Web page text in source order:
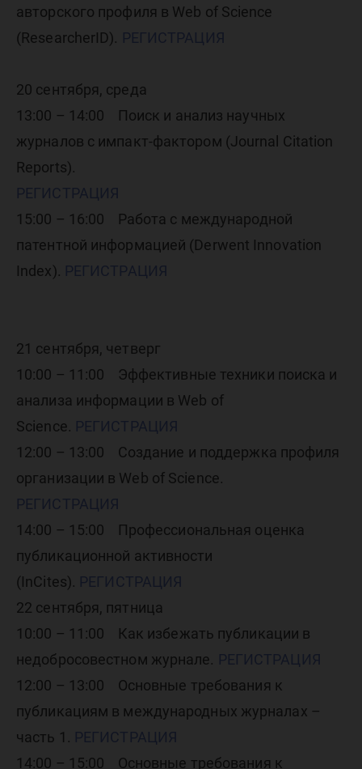
авторского профиля в Web of Science
(ResearcherID). РЕГИСТРАЦИЯ
20 сентября, среда
13:00 – 14:00 Поиск и анализ научных
журналов с импакт-фактором (Journal Citation
Reports).
РЕГИСТРАЦИЯ
15:00 – 16:00 Работа с международной
патентной информацией (Derwent Innovation
Index). РЕГИСТРАЦИЯ
21 сентября, четверг
10:00 – 11:00 Эффективные техники поиска и
анализа информации в Web of
Science. РЕГИСТРАЦИЯ
12:00 – 13:00 Создание и поддержка профиля
организации в Web of Science.
РЕГИСТРАЦИЯ
14:00 – 15:00 Профессиональная оценка
публикационной активности
(InCites). РЕГИСТРАЦИЯ
22 сентября, пятница
10:00 – 11:00 Как избежать публикации в
недобросовестном журнале. РЕГИСТРАЦИЯ
12:00 – 13:00 Основные требования к
публикациям в международных журналах –
часть 1. РЕГИСТРАЦИЯ
14:00 – 15:00 Основные требования к